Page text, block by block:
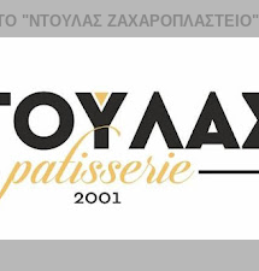
"ΝΤΟΥΛΑΣ ΖΑΧΑΡΟΠΛΑΣΤΕΊΟ"